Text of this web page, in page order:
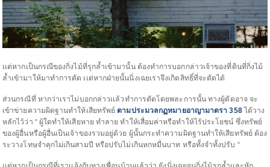
เเต่หากเป็นกรณีของกิ่งไม้ที่รุกล้ำเข้ามานั้น ต้องทำการบอกกล่าวเจ้าของที่ดินที่กิ่งไม้
ล้ำเข้ามาให้มาทำการตัด เเต่หากฝ่ายนั้นนิ่งเฉยเราจึงเกิดสิทธิ์ที่จะตัดได้
ส่วนกรณีที่ หากว่าเราไม่บอกกล่าวเเล้วทำการตัดโดยพละการนั้น ทางผู้ตัดอาจ จะ
เข้าข่ายความผิดฐานทำให้เสียทรัพย์ ตามประมวลกฏหมายอาญามาตรา 358 ได้วาง
หลักไว้ว่า “ ผู้ใดทำให้เสียหาย ทำลาย ทำให้เสื่อมค่าหรือทำให้ไร้ประโยชน์ ซึ่งทรัพย์
ของผู้อื่นหรือผู้อื่นเป็นเจ้าของรวมอยู่ด้วย ผู้นั้นกระทำความผิดฐานทำให้เสียทรัพย์ ต้อง
ระวางโทษจำคุกไม่เกินสามปี หรือปรับไม่เกินหกหมื่นบาท หรือทั้งจำทั้งปรับ “